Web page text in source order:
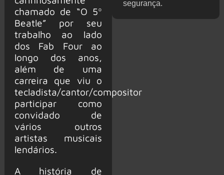
chamado de “O 5º
Beatle” por seu
trabalho ao lado
dos Fab Four ao
longo dos anos,
além de uma
carreira que viu o
tecladista/cantor/compositor
participar como
convidado de
vários outros
artistas musicais
lendários.
A história de
segurança.